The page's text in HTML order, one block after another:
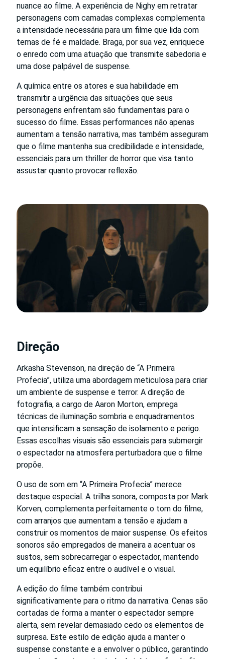
nuance ao filme. A experiência de Nighy em retratar
personagens com camadas complexas complementa
a intensidade necessária para um filme que lida com
temas de fé e maldade. Braga, por sua vez, enriquece
o enredo com uma atuação que transmite sabedoria e
uma dose palpável de suspense.
A química entre os atores e sua habilidade em
transmitir a urgência das situações que seus
personagens enfrentam são fundamentais para o
sucesso do filme. Essas performances não apenas
aumentam a tensão narrativa, mas também asseguram
que o filme mantenha sua credibilidade e intensidade,
essenciais para um thriller de horror que visa tanto
assustar quanto provocar reflexão.
Direção
Arkasha Stevenson, na direção de “A Primeira
Profecia”, utiliza uma abordagem meticulosa para criar
um ambiente de suspense e terror. A direção de
fotografia, a cargo de Aaron Morton, emprega
técnicas de iluminação sombria e enquadramentos
que intensificam a sensação de isolamento e perigo.
Essas escolhas visuais são essenciais para submergir
o espectador na atmosfera perturbadora que o filme
propõe.
O uso de som em “A Primeira Profecia” merece
destaque especial. A trilha sonora, composta por Mark
Korven, complementa perfeitamente o tom do filme,
com arranjos que aumentam a tensão e ajudam a
construir os momentos de maior suspense. Os efeitos
sonoros são empregados de maneira a acentuar os
sustos, sem sobrecarregar o espectador, mantendo
um equilíbrio eficaz entre o audível e o visual.
A edição do filme também contribui
significativamente para o ritmo da narrativa. Cenas são
cortadas de forma a manter o espectador sempre
alerta, sem revelar demasiado cedo os elementos de
surpresa. Este estilo de edição ajuda a manter o
suspense constante e a envolver o público, garantindo